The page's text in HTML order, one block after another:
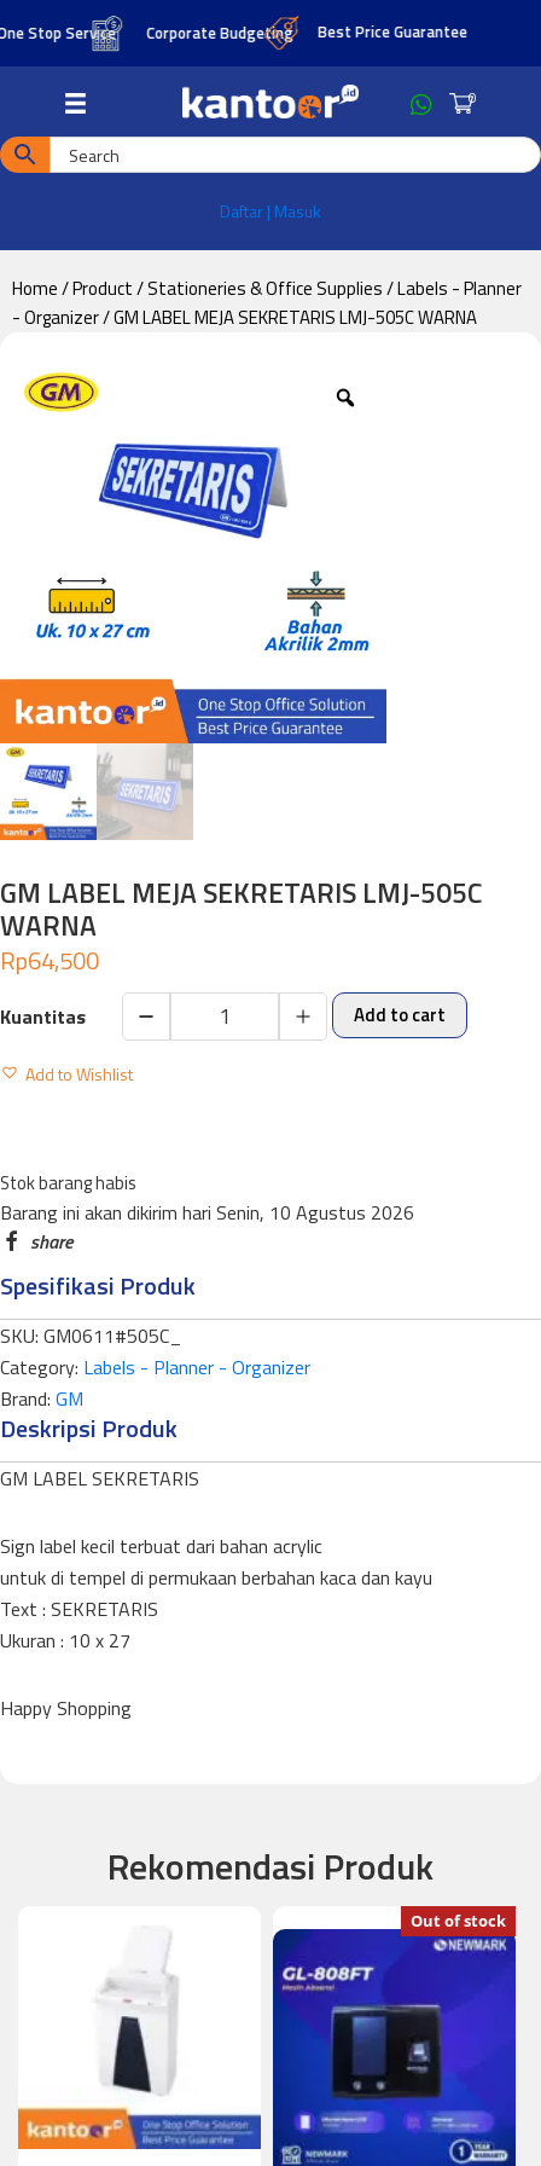
content
Service Corporate Budgeting Best Price Guarantee
0
Daftar | Masuk
Home/Product/Stationeries & Office Supplies/Labels - Planner
- Organizer/ GM LABEL MEJA SEKRETARIS LMJ-505C WARNA
GM LABEL MEJA SEKRETARIS LMJ-505C
WARNA
Stok barang habis
Rp64,500
GM
LABEL
505C
WARNA
quantity
Add to cart
Add to Wishlist
Barang ini akan dikirim hari Senin, 10 Agustus 2026
Spesifikasi Produk
SKU: GM0611#505C_
Category: Labels - Planner - Organizer
Brand: GM
Deskripsi Produk
GM LABEL SEKRETARIS
Sign label kecil terbuat dari bahan acrylic
untuk di tempel di permukaan berbahan kaca dan kayu
Text : SEKRETARIS
Ukuran : 10 x 27
Happy Shopping
Rekomendasi Produk
Out of stock